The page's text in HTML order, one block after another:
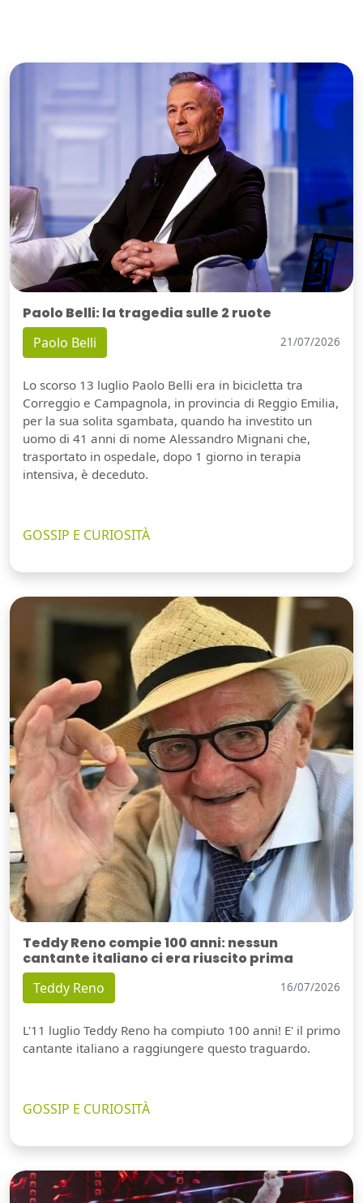
Paolo Belli: la tragedia sulle 2 ruote
Paolo Belli 21/07/2026
Lo scorso 13 luglio Paolo Belli era in bicicletta tra
Correggio e Campagnola, in provincia di Reggio Emilia,
per la sua solita sgambata, quando ha investito un
uomo di 41 anni di nome Alessandro Mignani che,
trasportato in ospedale, dopo 1 giorno in terapia
intensiva, è deceduto.
GOSSIP E CURIOSITÀ
Teddy Reno compie 100 anni: nessun
cantante italiano ci era riuscito prima
Teddy Reno 16/07/2026
L'11 luglio Teddy Reno ha compiuto 100 anni! E' il primo
cantante italiano a raggiungere questo traguardo.
GOSSIP E CURIOSITÀ